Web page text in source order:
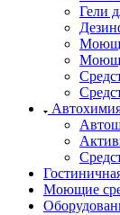
Гели
Моющие